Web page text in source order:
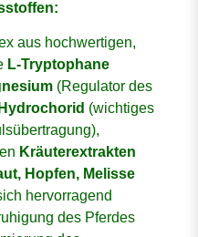
aus hochwertigen,
L-Tryptophane
(Regulator des
(wichtiges
Kräuterextrakten
Hopfen, Melisse
hervorragend
des Pferdes